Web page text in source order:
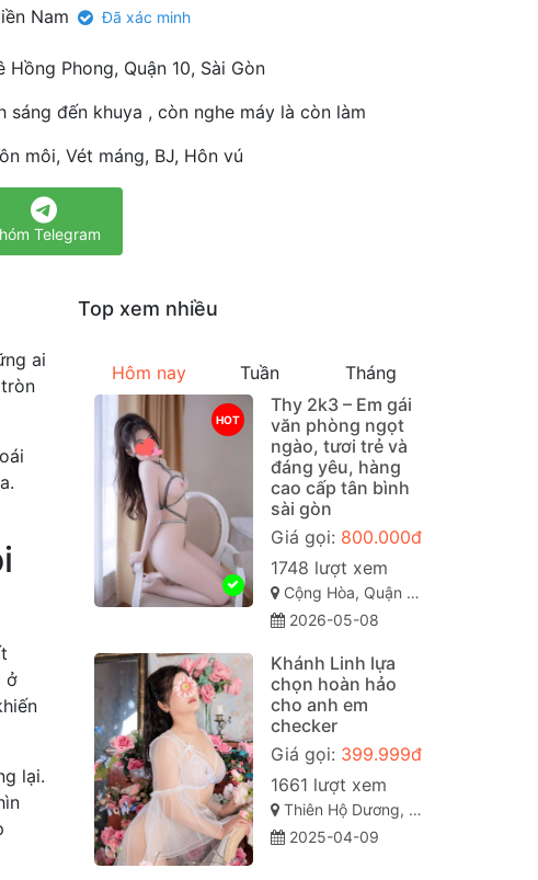
Nam Đã xác minh
Hồng Phong, Quận 10, Sài Gòn
sáng đến khuya , còn nghe máy là còn làm
môi, Vét máng, BJ, Hôn vú
Telegram
ai
ở
lại.
Top xem nhiều
Hôm nay Tuần Tháng
HOT
Thy 2k3 – Em gái
văn phòng ngọt
ngào, tươi trẻ và
đáng yêu, hàng
cao cấp tân bình
sài gòn
Giá gọi: 800.000đ
1748 lượt xem
Cộng Hòa, Quận Tân Bình Sài Gòn ( TP. Hồ Chí Minh )
2026-05-08
Khánh Linh lựa
chọn hoàn hảo
cho anh em
checker
Giá gọi: 399.999đ
1661 lượt xem
Thiên Hộ Dương, Hoà Thuận, TP. Cao Lãnh, Đồng Tháp
2025-04-09